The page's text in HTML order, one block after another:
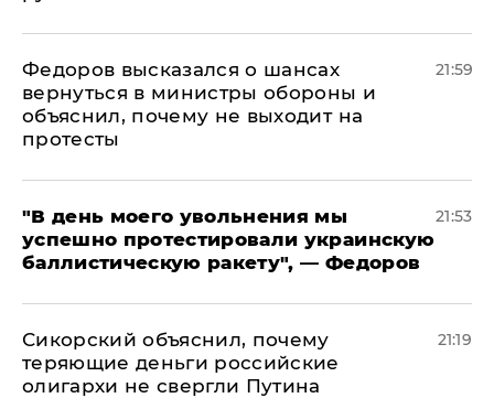
Федоров высказался о шансах
вернуться в министры обороны и
объяснил, почему не выходит на
протесты
21:59
​"В день моего увольнения мы
успешно протестировали украинскую
баллистическую ракету", — Федоров
21:53
Сикорский объяснил, почему
теряющие деньги российские
олигархи не свергли Путина
21:19